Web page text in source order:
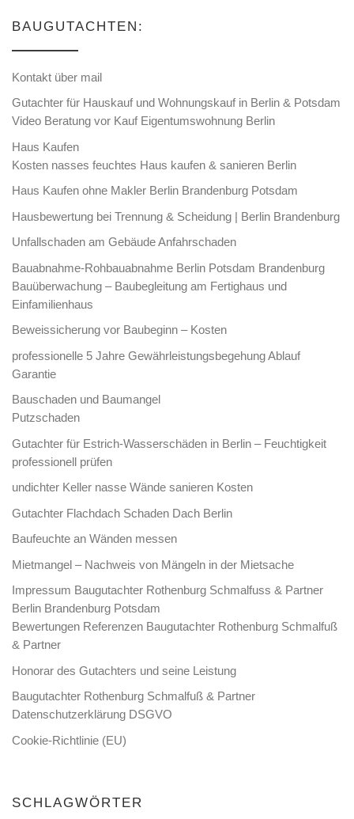
BAUGUTACHTEN:
Kontakt über mail
Gutachter für Hauskauf und Wohnungskauf in Berlin & Potsdam
Video Beratung vor Kauf Eigentumswohnung Berlin
Haus Kaufen
Kosten nasses feuchtes Haus kaufen & sanieren Berlin
Haus Kaufen ohne Makler Berlin Brandenburg Potsdam
Hausbewertung bei Trennung & Scheidung | Berlin Brandenburg
Unfallschaden am Gebäude Anfahrschaden
Bauabnahme-Rohbauabnahme Berlin Potsdam Brandenburg
Bauüberwachung – Baubegleitung am Fertighaus und
Einfamilienhaus
Beweissicherung vor Baubeginn – Kosten
professionelle 5 Jahre Gewährleistungsbegehung Ablauf
Garantie
Bauschaden und Baumangel
Putzschaden
Gutachter für Estrich-Wasserschäden in Berlin – Feuchtigkeit
professionell prüfen
undichter Keller nasse Wände sanieren Kosten
Gutachter Flachdach Schaden Dach Berlin
Baufeuchte an Wänden messen
Mietmangel – Nachweis von Mängeln in der Mietsache
Impressum Baugutachter Rothenburg Schmalfuss & Partner
Berlin Brandenburg Potsdam
Bewertungen Referenzen Baugutachter Rothenburg Schmalfuß
& Partner
Honorar des Gutachters und seine Leistung
Baugutachter Rothenburg Schmalfuß & Partner
Datenschutzerklärung DSGVO
Cookie-Richtlinie (EU)
SCHLAGWÖRTER